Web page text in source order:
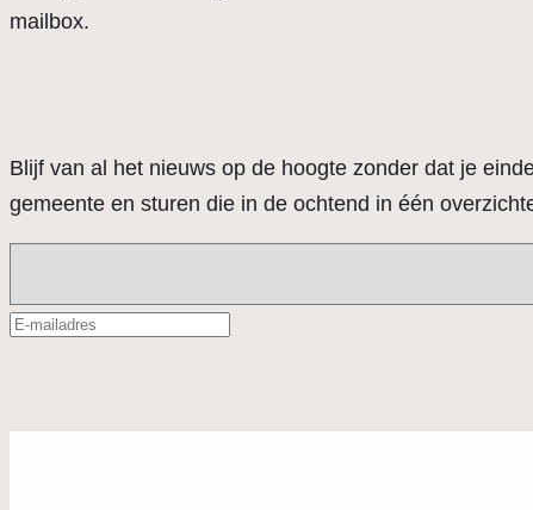
mailbox.
Blijf van al het nieuws op de hoogte zonder dat je
gemeente en sturen die in de ochtend in één